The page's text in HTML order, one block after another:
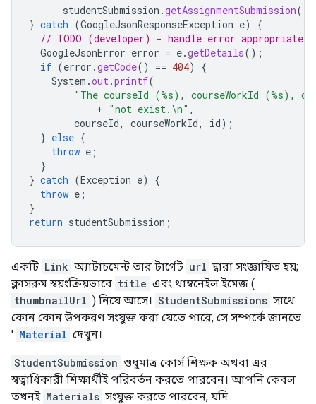
studentSubmission .getAssignmentSubmission().
} catch (GoogleJsonResponseException e)
{
// TODO (developer) - handle error appropriately
GoogleJsonError error = e.getDetails();
if (error .getCode() == 404)
{
System .out.printf(
"The courseId (%s), courseWorkId (%s),
+ "not exist.\n" ,
courseId, courseWorkId, id);
} else {
throw e ;
}
} catch (Exception e)
{
throw e ;
}
return studentSubmission ;
একটি Link অ্যাটাচমেন্ট তার টার্গেট url দ্বারা সংজ্ঞায়িত হয়;
ক্লাসরুম স্বয়ংক্রিয়ভাবে title এবং থাম্বনেইল ইমেজ (
thumbnailUrl ) নিয়ে আসে। StudentSubmissions সাথে
কোন কোন উপকরণ সংযুক্ত করা যেতে পারে, সে সম্পর্কে জানতে
' Material দেখুন।
StudentSubmission শুধুমাত্র কোর্স শিক্ষক অথবা এর
স্বত্বাধিকারী শিক্ষার্থীই পরিবর্তন করতে পারবেন। আপনি কেবল
তখনই Materials সংযুক্ত করতে পারবেন, যদি